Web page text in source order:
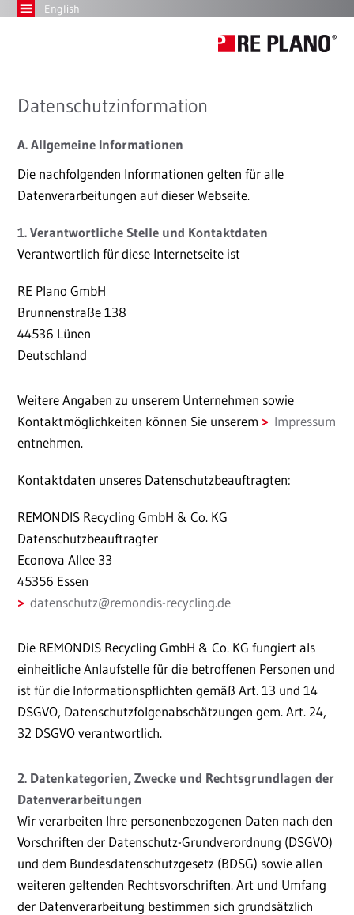
English
Datenschutzinformation
A. Allgemeine Informationen
Die nachfolgenden Informationen gelten für alle
Datenverarbeitungen auf dieser Webseite.
1. Verantwortliche Stelle und Kontaktdaten
Verantwortlich für diese Internetseite ist
RE Plano GmbH
Brunnenstraße 138
44536 Lünen
Deutschland
Weitere Angaben zu unserem Unternehmen sowie
Kontaktmöglichkeiten können Sie unserem
Impressum
entnehmen.
Kontaktdaten unseres Datenschutzbeauftragten:
REMONDIS Recycling GmbH & Co. KG
Datenschutzbeauftragter
Econova Allee 33
45356 Essen
datenschutz@remondis-recycling.de
Die REMONDIS Recycling GmbH & Co. KG fungiert als
einheitliche Anlaufstelle für die betroffenen Personen und
ist für die Informationspflichten gemäß Art. 13 und 14
DSGVO, Datenschutzfolgenabschätzungen gem. Art. 24,
32 DSGVO verantwortlich.
2. Datenkategorien, Zwecke und Rechtsgrundlagen der
Datenverarbeitungen
Wir verarbeiten Ihre personenbezogenen Daten nach den
Vorschriften der Datenschutz-Grundverordnung (DSGVO)
und dem Bundesdatenschutzgesetz (BDSG) sowie allen
weiteren geltenden Rechtsvorschriften. Art und Umfang
der Datenverarbeitung bestimmen sich grundsätzlich